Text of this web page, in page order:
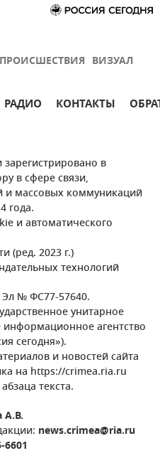
ПРОИСШЕСТВИЯ ВИЗУАЛ
РАДИО КОНТАКТЫ
в
в сфере связи,
массовых коммуникаций
года.
и автоматического
(ред. 2023 г.)
технологий
Эл № ФС77-57640.
унитарное
агентство
сегодня»).
и новостей сайта
на https://crimea.ria.ru
текста.
А.В.
news.crimea@ria.ru
6601